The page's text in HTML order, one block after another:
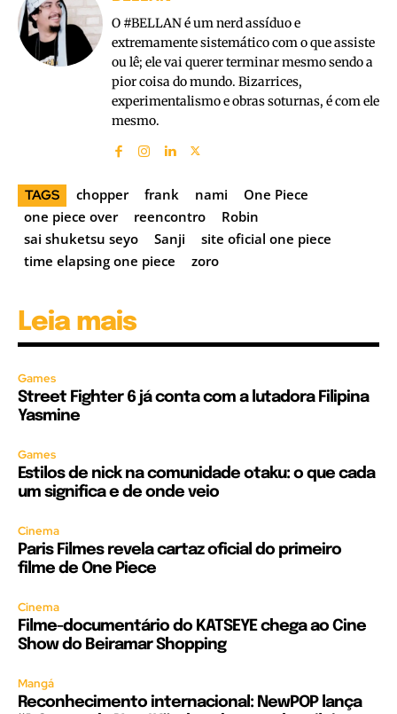
O #BELLAN é um nerd assíduo e
extremamente sistemático com o que assiste
ou lê; ele vai querer terminar mesmo sendo a
pior coisa do mundo. Bizarrices,
experimentalismo e obras soturnas, é com ele
mesmo.
TAGS chopper frank nami
One Piece
one piece over
reencontro
Robin
sai shuketsu seyo
Sanji
site oficial one piece
time elapsing one piece
zoro
Leia mais
Games
Street Fighter 6 já conta com a lutadora Filipina
Yasmine
Games
Estilos de nick na comunidade otaku: o que cada
um significa e de onde veio
Cinema
Paris Filmes revela cartaz oficial do primeiro
filme de One Piece
Cinema
Filme-documentário do KATSEYE chega ao Cine
Show do Beiramar Shopping
Mangá
Reconhecimento internacional: NewPOP lança